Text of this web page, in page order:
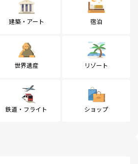
建築・アート 宿泊
世界遺産 リゾート
鉄道・フライト ショップ